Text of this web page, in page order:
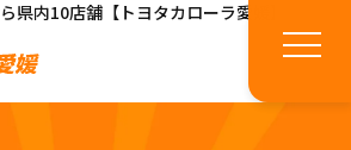
県内10店舗【トヨタカローラ愛媛】